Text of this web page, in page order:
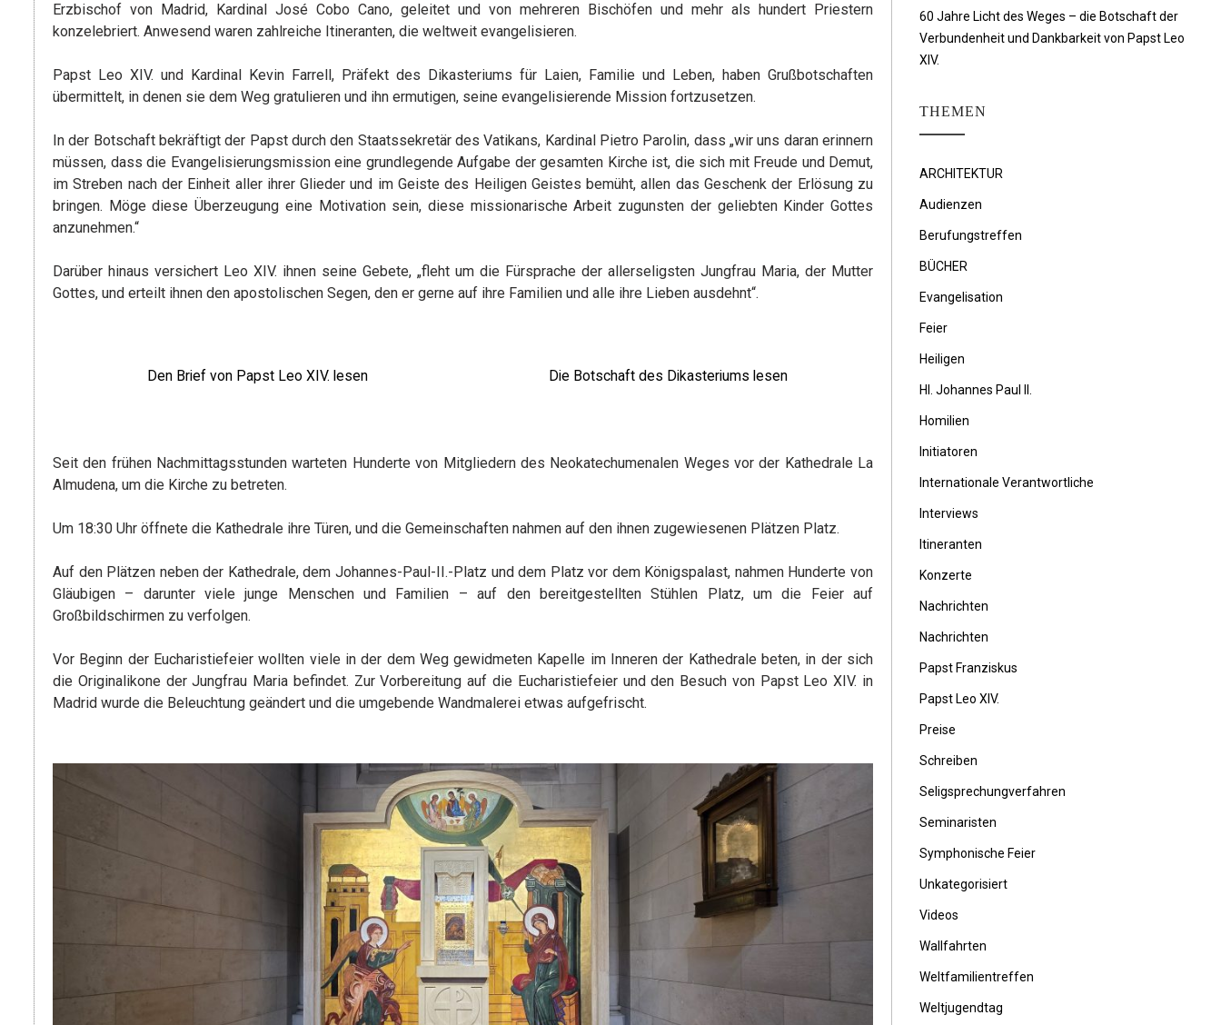
Erzbischof von Madrid, Kardinal José Cobo Cano, geleitet und von mehreren Bischöfen und mehr als hundert Priestern
konzelebriert. Anwesend waren zahlreiche Itineranten, die weltweit evangelisieren.
Papst Leo XIV. und Kardinal Kevin Farrell, Präfekt des Dikasteriums für Laien, Familie und Leben, haben Grußbotschaften
übermittelt, in denen sie dem Weg gratulieren und ihn ermutigen, seine evangelisierende Mission fortzusetzen.
In der Botschaft bekräftigt der Papst durch den Staatssekretär des Vatikans, Kardinal Pietro Parolin, dass „wir uns daran erinnern
müssen, dass die Evangelisierungsmission eine grundlegende Aufgabe der gesamten Kirche ist, die sich mit Freude und Demut,
im Streben nach der Einheit aller ihrer Glieder und im Geiste des Heiligen Geistes bemüht, allen das Geschenk der Erlösung zu
bringen. Möge diese Überzeugung eine Motivation sein, diese missionarische Arbeit zugunsten der geliebten Kinder Gottes
anzunehmen.“
Darüber hinaus versichert Leo XIV. ihnen seine Gebete, „fleht um die Fürsprache der allerseligsten Jungfrau Maria, der Mutter
Gottes, und erteilt ihnen den apostolischen Segen, den er gerne auf ihre Familien und alle ihre Lieben ausdehnt“.
Den Brief von Papst Leo XIV. lesen Die Botschaft des Dikasteriums lesen
Seit den frühen Nachmittagsstunden warteten Hunderte von Mitgliedern des Neokatechumenalen Weges vor der Kathedrale La
Almudena, um die Kirche zu betreten.
Um 18:30 Uhr öffnete die Kathedrale ihre Türen, und die Gemeinschaften nahmen auf den ihnen zugewiesenen Plätzen Platz.
Auf den Plätzen neben der Kathedrale, dem Johannes-Paul-II.-Platz und dem Platz vor dem Königspalast, nahmen Hunderte von
Gläubigen – darunter viele junge Menschen und Familien – auf den bereitgestellten Stühlen Platz, um die Feier auf
Großbildschirmen zu verfolgen.
Vor Beginn der Eucharistiefeier wollten viele in der dem Weg gewidmeten Kapelle im Inneren der Kathedrale beten, in der sich
die Originalikone der Jungfrau Maria befindet. Zur Vorbereitung auf die Eucharistiefeier und den Besuch von Papst Leo XIV. in
Madrid wurde die Beleuchtung geändert und die umgebende Wandmalerei etwas aufgefrischt.
60 Jahre Licht des Weges – die Botschaft der
Verbundenheit und Dankbarkeit von Papst Leo
XIV.
THEMEN
ARCHITEKTUR
Audienzen
Berufungstreffen
BÜCHER
Evangelisation
Feier
Heiligen
Hl. Johannes Paul II.
Homilien
Initiatoren
Internationale Verantwortliche
Interviews
Itineranten
Konzerte
Nachrichten
Nachrichten
Papst Franziskus
Papst Leo XIV.
Preise
Schreiben
Seligsprechungverfahren
Seminaristen
Symphonische Feier
Unkategorisiert
Videos
Wallfahrten
Weltfamilientreffen
Weltjugendtag